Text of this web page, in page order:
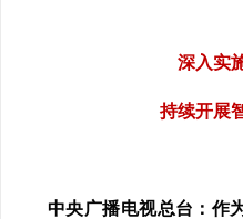
深入实
持续开展
中央广播电视总台：作